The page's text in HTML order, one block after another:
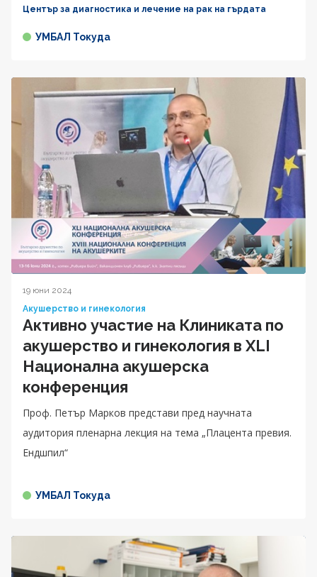
Център за диагностика и лечение на рак на гърдата
УМБАЛ Токуда
19 юни 2024
Акушерство и гинекология
Активно участие на Клиниката по
акушерство и гинекология в XLI
Национална акушерска
конференция
Проф. Петър Марков представи пред научната
аудитория пленарна лекция на тема „Плацента превия.
Ендшпил“
УМБАЛ Токуда